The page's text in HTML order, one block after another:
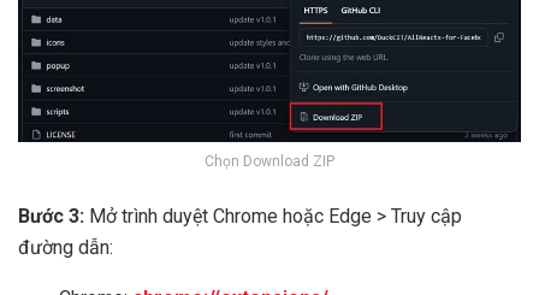
Chọn Download ZIP
Bước 3: Mở trình duyệt Chrome hoặc Edge > Truy cập
đường dẫn: